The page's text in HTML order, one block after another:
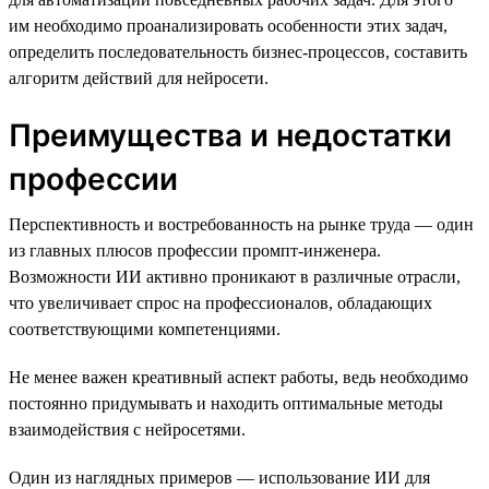
им необходимо проанализировать особенности этих задач,
определить последовательность бизнес-процессов, составить
алгоритм действий для нейросети.
Преимущества и недостатки
профессии
Перспективность и востребованность на рынке труда — один
из главных плюсов профессии промпт-инженера.
Возможности ИИ активно проникают в различные отрасли,
что увеличивает спрос на профессионалов, обладающих
соответствующими компетенциями.
Не менее важен креативный аспект работы, ведь необходимо
постоянно придумывать и находить оптимальные методы
взаимодействия с нейросетями.
Один из наглядных примеров — использование ИИ для